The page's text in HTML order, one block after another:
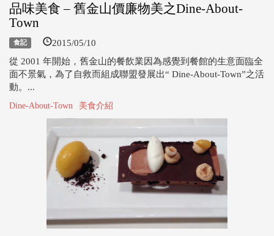
品味美食 – 舊金山價廉物美之Dine-About-
Town
食記 2015/05/10
從 2001 年開始，舊金山的餐飲業因為感覺到餐館的生意面臨全
面不景氣，為了自救而組成聯盟發展出“ Dine-About-Town”之活
動。...
Dine-About-Town 美食介紹